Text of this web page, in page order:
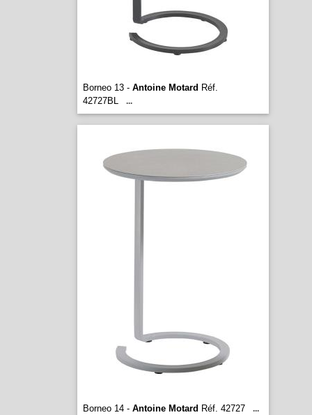
Borneo 13 - Antoine Motard Réf.
42727BL
...
Borneo 14 - Antoine Motard Réf. 42727 ...